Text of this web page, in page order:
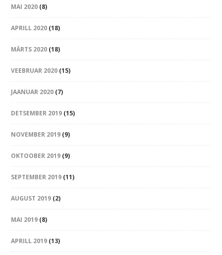
MAI 2020 (8)
APRILL 2020 (18)
MÄRTS 2020 (18)
VEEBRUAR 2020 (15)
JAANUAR 2020 (7)
DETSEMBER 2019 (15)
NOVEMBER 2019 (9)
OKTOOBER 2019 (9)
SEPTEMBER 2019 (11)
AUGUST 2019 (2)
MAI 2019 (8)
APRILL 2019 (13)